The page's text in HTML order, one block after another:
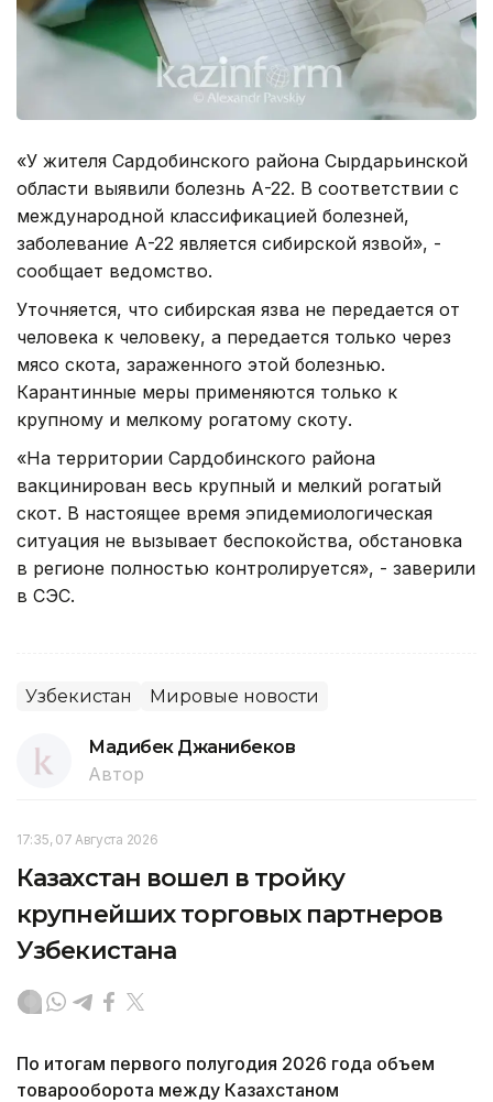
«У жителя Сардобинского района Сырдарьинской
области выявили болезнь А-22. В соответствии с
международной классификацией болезней,
заболевание А-22 является сибирской язвой», -
сообщает ведомство.
Уточняется, что сибирская язва не передается от
человека к человеку, а передается только через
мясо скота, зараженного этой болезнью.
Карантинные меры применяются только к
крупному и мелкому рогатому скоту.
«На территории Сардобинского района
вакцинирован весь крупный и мелкий рогатый
скот. В настоящее время эпидемиологическая
ситуация не вызывает беспокойства, обстановка
в регионе полностью контролируется», - заверили
в СЭС.
Узбекистан Мировые новости
Мадибек Джанибеков
Автор
17:35, 07 Августа 2026
Казахстан вошел в тройку
крупнейших торговых партнеров
Узбекистана
По итогам первого полугодия 2026 года объем
товарооборота между Казахстаном